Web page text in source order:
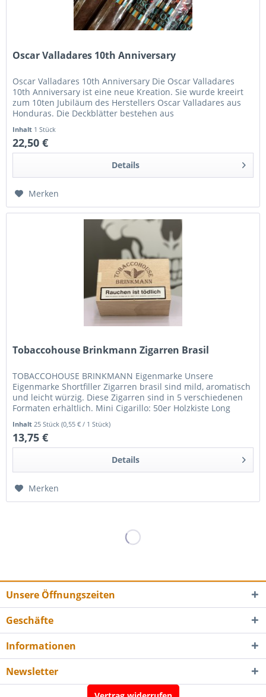
Oscar Valladares 10th Anniversary
Oscar Valladares 10th Anniversary Die Oscar Valladares
10th Anniversary ist eine neue Kreation. Sie wurde kreeirt
zum 10ten Jubiläum des Herstellers Oscar Valladares aus
Honduras. Die Deckblätter bestehen aus
Inhalt 1 Stück
22,50 €
Details
Merken
Tobaccohouse Brinkmann Zigarren Brasil
TOBACCOHOUSE BRINKMANN Eigenmarke Unsere
Eigenmarke Shortfiller Zigarren brasil sind mild, aromatisch
und leicht würzig. Diese Zigarren sind in 5 verschiedenen
Formaten erhältlich. Mini Cigarillo: 50er Holzkiste Long
Inhalt25 Stück(0,55 € / 1 Stück)
13,75 €
Details
Merken
Unsere Öffnungszeiten
Geschäfte
Informationen
Newsletter